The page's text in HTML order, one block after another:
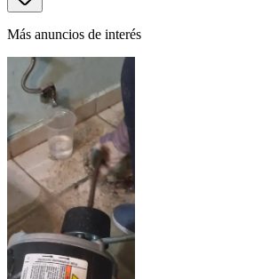
Más anuncios de interés